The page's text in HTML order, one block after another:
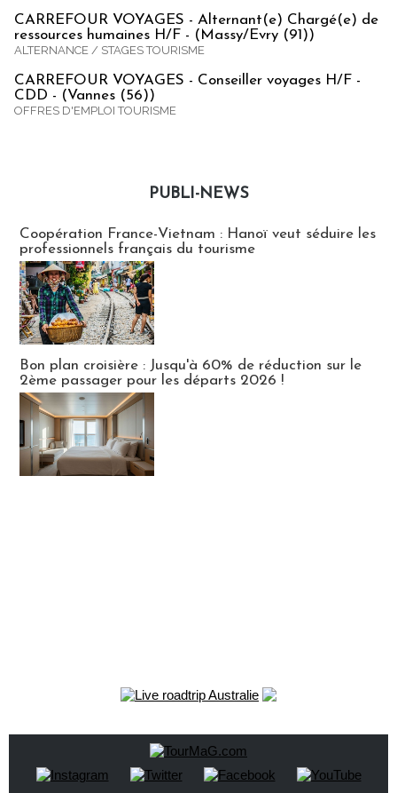
CARREFOUR VOYAGES - Alternant(e) Chargé(e) de
ressources humaines H/F - (Massy/Evry (91))
ALTERNANCE / STAGES TOURISME
CARREFOUR VOYAGES - Conseiller voyages H/F -
CDD - (Vannes (56))
OFFRES D'EMPLOI TOURISME
PUBLI-NEWS
Coopération France-Vietnam : Hanoï veut séduire les
professionnels français du tourisme
Bon plan croisière : Jusqu'à 60% de réduction sur le
2ème passager pour les départs 2026 !